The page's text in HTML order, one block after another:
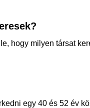
hogy milyen társat
egy 40 és 52 év